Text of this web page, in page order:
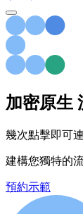
加密原生
幾次點擊即可
建構您獨特的
預約示範